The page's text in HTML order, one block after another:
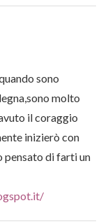
sono
molto
il coraggio
inizierò con
pensato di farti un